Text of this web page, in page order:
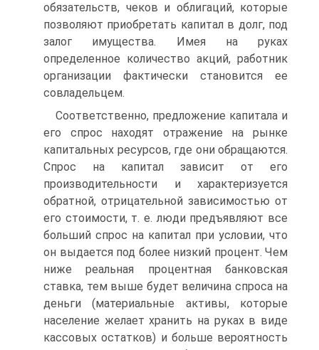
обязательств, чеков и облигаций, которые
позволяют приобретать капитал в долг, под
залог имущества. Имея на руках
определенное количество акций, работник
организации фактически становится ее
совладельцем.
Соответственно, предложение капитала и
его спрос находят отражение на рынке
капитальных ресурсов, где они обращаются.
Спрос на капитал зависит от его
производительности и характеризуется
обратной, отрицательной зависимостью от
его стоимости, т. е. люди предъявляют все
больший спрос на капитал при условии, что
он выдается под более низкий процент. Чем
ниже реальная процентная банковская
ставка, тем выше будет величина спроса на
деньги (материальные активы, которые
население желает хранить на руках в виде
кассовых остатков) и больше вероятность